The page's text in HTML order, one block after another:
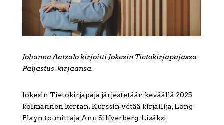
Johanna Aatsalo kirjoitti Jokesin Tietokirjapajassa
Paljastus-kirjaansa.
Jokesin Tietokirjapaja järjestetään keväällä 2025
kolmannen kerran. Kurssin vetää kirjailija, Long
Playn toimittaja Anu Silfverberg. Lisäksi